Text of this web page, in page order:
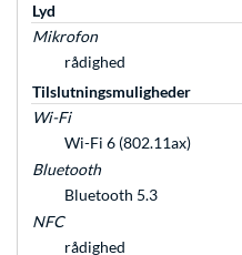
Lyd
Mikrofon
rådighed
Tilslutningsmuligheder
Wi-Fi
Wi-Fi 6 (802.11ax)
Bluetooth
Bluetooth 5.3
NFC
rådighed